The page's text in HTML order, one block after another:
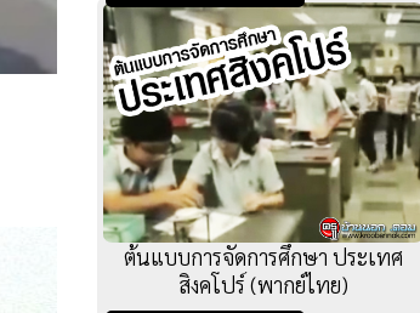
ต้นแบบการจัดการศึกษา ประเทศ
สิงคโปร์ (พากย์ไทย)